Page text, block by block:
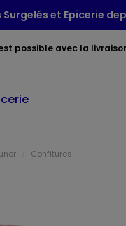
et Epicerie
possible avec la
Confitures